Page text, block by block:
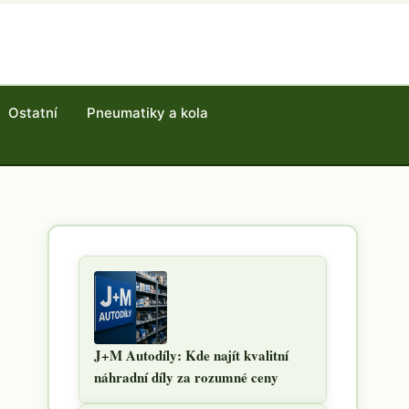
Ostatní Pneumatiky a kola
J+M Autodíly: Kde najít kvalitní
náhradní díly za rozumné ceny